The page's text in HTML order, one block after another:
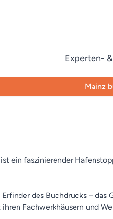
Experten-
Mainz
ein faszinierender
des Buchdrucks –
Fachwerkhäusern und